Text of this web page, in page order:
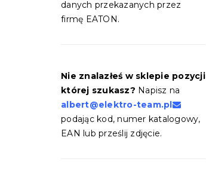
danych przekazanych przez
firmę EATON.
Nie znalazłeś w sklepie pozycji
której szukasz? Napisz na
albert@elektro-team.pl
podając kod, numer katalogowy,
EAN lub prześlij zdjęcie.